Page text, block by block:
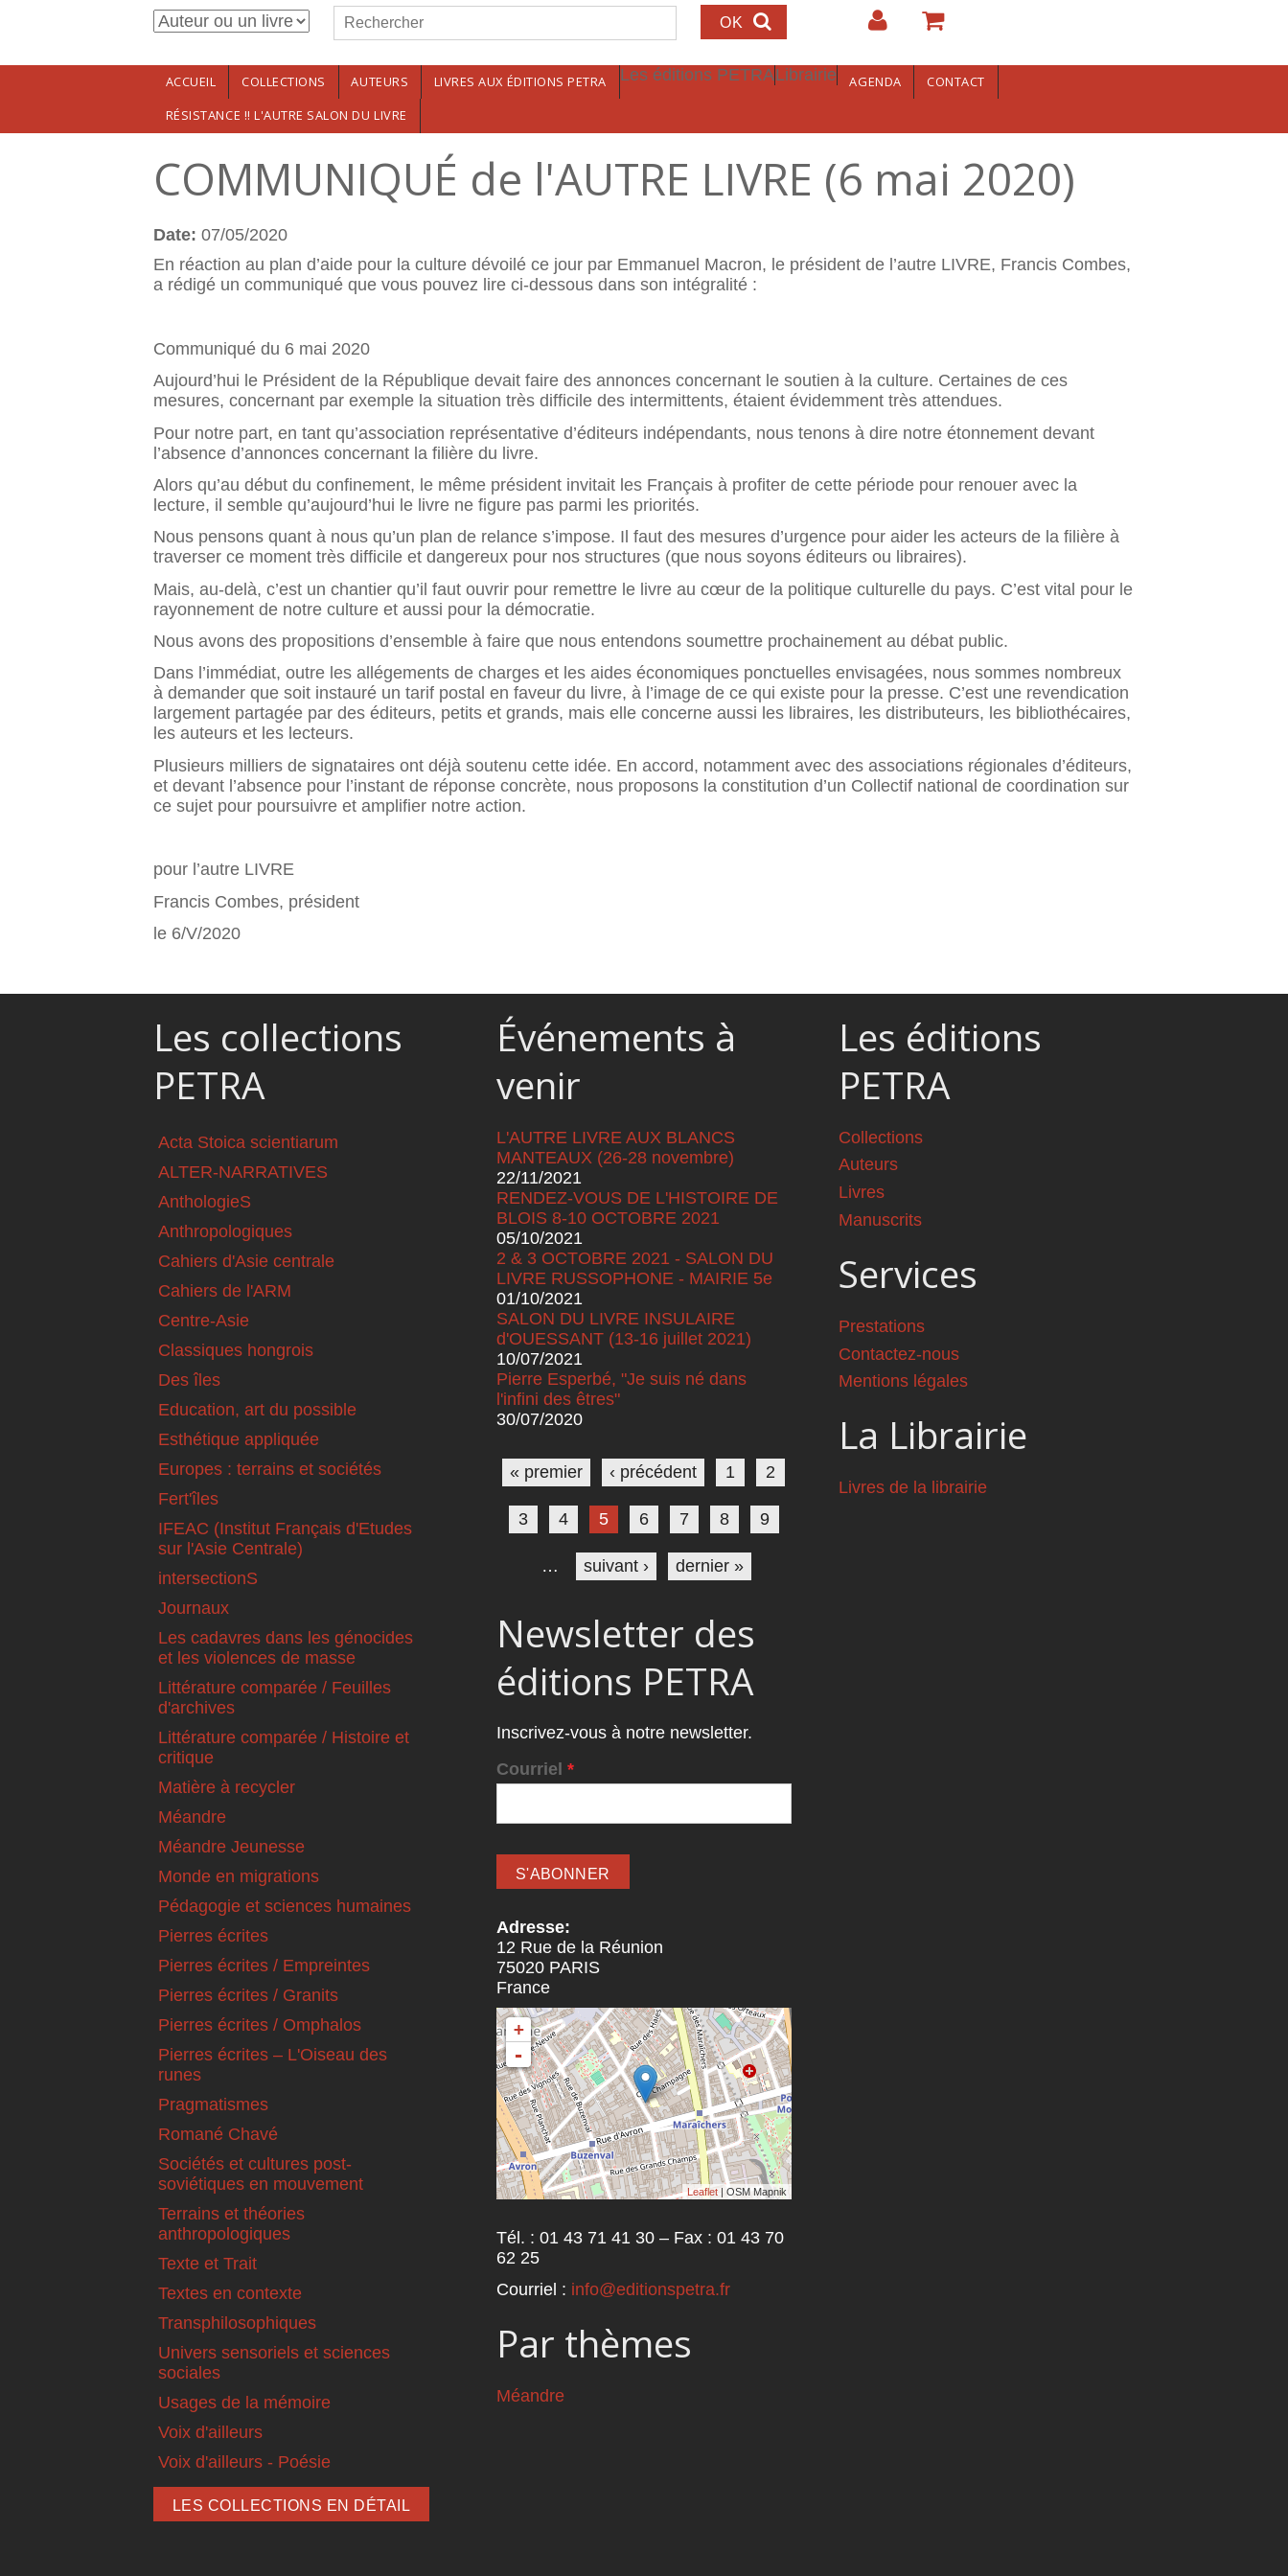
Aller au contenu principalFormulaire de recherche
Rechercher
ACCUEIL COLLECTIONS AUTEURS LIVRES AUX ÉDITIONS PETRA Les éditions PETRALibrairie AGENDA
CONTACT
RÉSISTANCE !! L'AUTRE SALON DU LIVRE
COMMUNIQUÉ de l'AUTRE LIVRE (6 mai 2020)
Date: 07/05/2020
En réaction au plan d’aide pour la culture dévoilé ce jour par Emmanuel Macron, le président de l’autre LIVRE, Francis Combes,
a rédigé un communiqué que vous pouvez lire ci-dessous dans son intégralité :
Communiqué du 6 mai 2020
Aujourd’hui le Président de la République devait faire des annonces concernant le soutien à la culture. Certaines de ces
mesures, concernant par exemple la situation très difficile des intermittents, étaient évidemment très attendues.
Pour notre part, en tant qu’association représentative d’éditeurs indépendants, nous tenons à dire notre étonnement devant
l’absence d’annonces concernant la filière du livre.
Alors qu’au début du confinement, le même président invitait les Français à profiter de cette période pour renouer avec la
lecture, il semble qu’aujourd’hui le livre ne figure pas parmi les priorités.
Nous pensons quant à nous qu’un plan de relance s’impose. Il faut des mesures d’urgence pour aider les acteurs de la filière à
traverser ce moment très difficile et dangereux pour nos structures (que nous soyons éditeurs ou libraires).
Mais, au-delà, c’est un chantier qu’il faut ouvrir pour remettre le livre au cœur de la politique culturelle du pays. C’est vital pour le
rayonnement de notre culture et aussi pour la démocratie.
Nous avons des propositions d’ensemble à faire que nous entendons soumettre prochainement au débat public.
Dans l’immédiat, outre les allégements de charges et les aides économiques ponctuelles envisagées, nous sommes nombreux
à demander que soit instauré un tarif postal en faveur du livre, à l’image de ce qui existe pour la presse. C’est une revendication
largement partagée par des éditeurs, petits et grands, mais elle concerne aussi les libraires, les distributeurs, les bibliothécaires,
les auteurs et les lecteurs.
Plusieurs milliers de signataires ont déjà soutenu cette idée. En accord, notamment avec des associations régionales d’éditeurs,
et devant l’absence pour l’instant de réponse concrète, nous proposons la constitution d’un Collectif national de coordination sur
ce sujet pour poursuivre et amplifier notre action.
pour l’autre LIVRE
Francis Combes, président
le 6/V/2020
Les collections
PETRA
Acta Stoica scientiarum
ALTER-NARRATIVES
AnthologieS
Anthropologiques
Cahiers d'Asie centrale
Cahiers de l'ARM
Centre-Asie
Classiques hongrois
Des îles
Education, art du possible
Esthétique appliquée
Europes : terrains et sociétés
Fert'îles
IFEAC (Institut Français d'Etudes
sur l'Asie Centrale)
intersectionS
Journaux
Les cadavres dans les génocides
et les violences de masse
Littérature comparée / Feuilles
d'archives
Littérature comparée / Histoire et
critique
Matière à recycler
Méandre
Méandre Jeunesse
Monde en migrations
Pédagogie et sciences humaines
Pierres écrites
Pierres écrites / Empreintes
Pierres écrites / Granits
Pierres écrites / Omphalos
Pierres écrites – L'Oiseau des
runes
Pragmatismes
Romané Chavé
Sociétés et cultures post-
soviétiques en mouvement
Terrains et théories
anthropologiques
Texte et Trait
Textes en contexte
Transphilosophiques
Univers sensoriels et sciences
sociales
Usages de la mémoire
Voix d'ailleurs
Voix d'ailleurs - Poésie
LES COLLECTIONS EN DÉTAIL
Événements à
venir
L'AUTRE LIVRE AUX BLANCS
MANTEAUX (26-28 novembre)
22/11/2021
RENDEZ-VOUS DE L'HISTOIRE DE
BLOIS 8-10 OCTOBRE 2021
05/10/2021
2 & 3 OCTOBRE 2021 - SALON DU
LIVRE RUSSOPHONE - MAIRIE 5e
01/10/2021
SALON DU LIVRE INSULAIRE
d'OUESSANT (13-16 juillet 2021)
10/07/2021
Pierre Esperbé, "Je suis né dans
l'infini des êtres"
30/07/2020
Pages
« premier ‹ précédent 1 2
3 4 5 6 7 8 9
… suivant › dernier »
Newsletter des
éditions PETRA
Inscrivez-vous à notre newsletter.
Courriel *
Adresse:
12 Rue de la Réunion
75020 PARIS
France
+
-
Leaflet | OSM Mapnik
Tél. : 01 43 71 41 30 – Fax : 01 43 70
62 25
Courriel : info@editionspetra.fr
Par thèmes
Méandre
Les éditions
PETRA
Collections
Auteurs
Livres
Manuscrits
Services
Prestations
Contactez-nous
Mentions légales
La Librairie
Livres de la librairie